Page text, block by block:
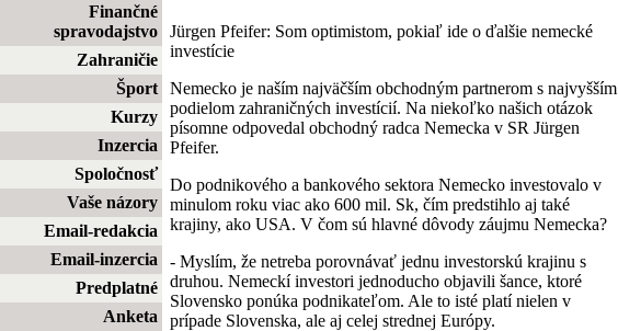
Finančné
spravodajstvo
Zahraničie
Šport
Kurzy
Inzercia
Spoločnosť
Vaše názory
Email-redakcia
Email-inzercia
Predplatné
Anketa
Jürgen Pfeifer: Som optimistom, pokiaľ ide o ďalšie nemecké
investície
Nemecko je naším najväčším obchodným partnerom s najvyšším
podielom zahraničných investícií. Na niekoľko našich otázok
písomne odpovedal obchodný radca Nemecka v SR Jürgen
Pfeifer.
Do podnikového a bankového sektora Nemecko investovalo v
minulom roku viac ako 600 mil. Sk, čím predstihlo aj také
krajiny, ako USA. V čom sú hlavné dôvody záujmu Nemecka?
- Myslím, že netreba porovnávať jednu investorskú krajinu s
druhou. Nemeckí investori jednoducho objavili šance, ktoré
Slovensko ponúka podnikateľom. Ale to isté platí nielen v
prípade Slovenska, ale aj celej strednej Európy.